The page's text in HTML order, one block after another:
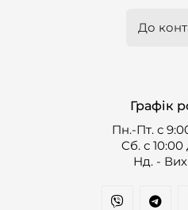
До
Графік
Пн.-Пт. с
Cб. с 10:00
Нд. -